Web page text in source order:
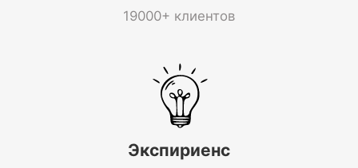
19000+ клиентов
Экспириенс